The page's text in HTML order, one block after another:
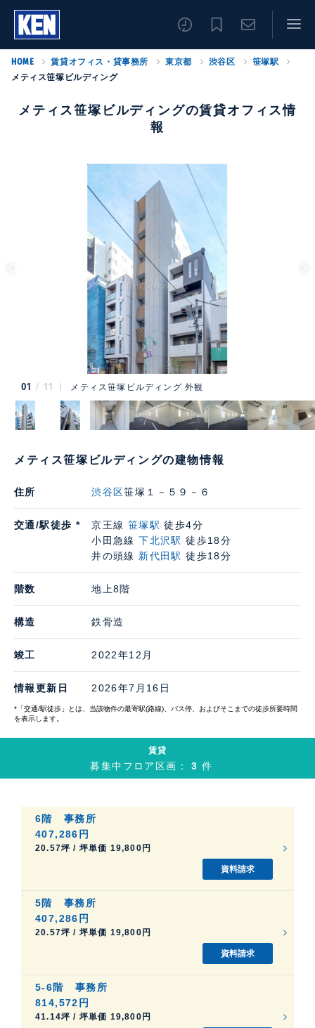
HOME 賃貸オフィス・貸事務所 東京都 渋谷区
笹塚駅
メティス笹塚ビルディング
メティス笹塚ビルディングの賃貸オフィス情
報
01 11 メティス笹塚ビルディング 外観
メティス笹塚ビルディングの建物情報
住所 渋谷区笹塚１－５９－６
交通/駅徒歩 * 京王線 笹塚駅 徒歩4分
小田急線下北沢駅 徒歩18分
井の頭線 新代田駅 徒歩18分
階数 地上8階
構造 鉄骨造
竣工 2022年12月
情報更新日 2026年7月16日
*「交通/駅徒歩」とは、当該物件の最寄駅(路線)、バス停、およびそこまでの徒歩所要時間
を表示します。
賃貸
募集中フロア区画：3件
6階 事務所
407,286円
20.57坪 / 坪単価 19,800円
資料請求
5階 事務所
407,286円
20.57坪 / 坪単価 19,800円
資料請求
5-6階 事務所
814,572円
41.14坪 / 坪単価 19,800円